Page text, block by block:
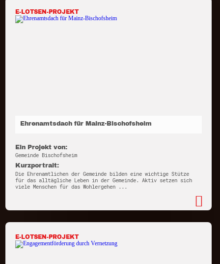
E-LOTSEN-PROJEKT
Ehrenamtsdach für Mainz-Bischofsheim
Ein Projekt von:
Gemeinde Bischofsheim
Kurzportrait:
Die Ehrenamtlichen der Gemeinde bilden eine wichtige Stütze
für das alltägliche Leben in der Gemeinde. Aktiv setzen sich
viele Menschen für das Wohlergehen ...
E-LOTSEN-PROJEKT